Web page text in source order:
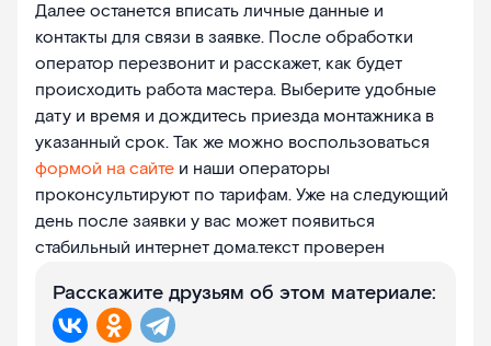
Далее останется вписать личные данные и
контакты для связи в заявке. После обработки
оператор перезвонит и расскажет, как будет
происходить работа мастера. Выберите удобные
дату и время и дождитесь приезда монтажника в
указанный срок. Так же можно воспользоваться
формой на сайте и наши операторы
проконсультируют по тарифам. Уже на следующий
день после заявки у вас может появиться
стабильный интернет дома.текст проверен
Расскажите друзьям об этом материале: